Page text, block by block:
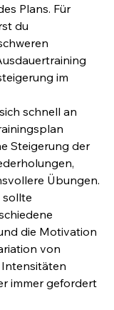
Plans. Für
du
im
schnell an
Steigerung der
Übungen.
sollte
die Motivation
von
immer gefordert